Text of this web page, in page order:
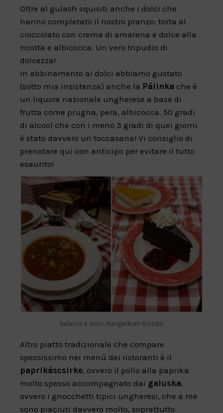
Oltre al gulash squisiti anche i dolci che
hanno completato il nostro pranzo: torta al
cioccolato con crema di amarena e dolce alla
ricotta e albicocca. Un vero tripudio di
dolcezza!
In abbinamento ai dolci abbiamo gustato
(sotto mia insistenza) anche la Pálinka che è
un liquore nazionale ungherese a base di
frutta come prugna, pera, albicocca. 50 gradi
di alcool che con i meno 3 gradi di quei giorni
è stato davvero un toccasana! Vi consiglio di
prenotare qui con anticipo per evitare il tutto
esaurito!
Gulasch e dolci, Hungarikum Bisztró.
Altro piatto tradizionale che compare
spessissimo nei menù dei ristoranti è il
paprikáscsirke, ovvero il pollo alla paprika
molto spesso accompagnato dai galuska,
ovvero i gnocchetti tipici ungheresi, che a me
sono piaciuti davvero molto, soprattutto